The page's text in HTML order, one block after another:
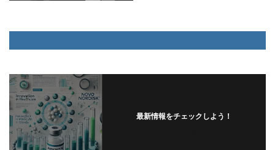
最新情報をチェックしよう！